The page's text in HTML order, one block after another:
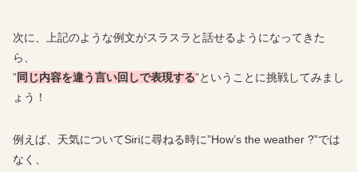
次に、上記のような例文がスラスラと話せるようになってきた
ら、
”同じ内容を違う言い回しで表現する”ということに挑戦してみまし
ょう！
例えば、天気についてSiriに尋ねる時に”How’s the weather ?”では
なく、